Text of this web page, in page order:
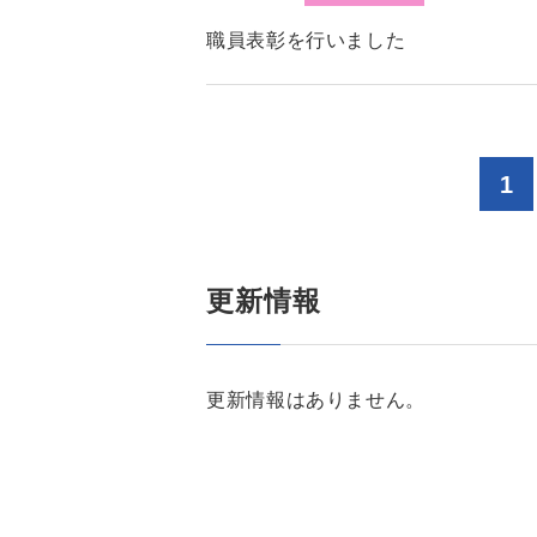
職員表彰を行いました
1
更新情報
更新情報はありません。